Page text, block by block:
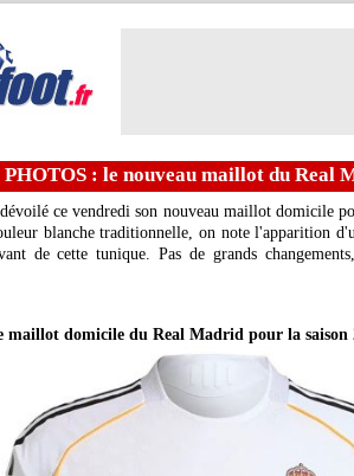
PHOTOS : le nouveau maillot du Real
ce vendredi son nouveau maillot domicile
blanche traditionnelle, on note l'apparition
de cette tunique. Pas de grands
maillot domicile du Real Madrid pour la saison